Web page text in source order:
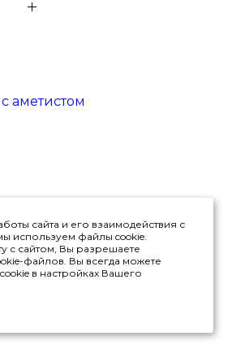
аметистом
сайта и его взаимодействия с
используем файлы cookie.
с сайтом, Вы разрешаете
файлов. Вы всегда можете
в настройках Вашего